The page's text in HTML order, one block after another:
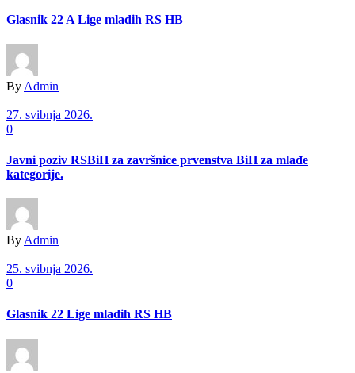
Glasnik 22 A Lige mladih RS HB
By Admin
27. svibnja 2026.
0
Javni poziv RSBiH za završnice prvenstva BiH za mlađe
kategorije.
By Admin
25. svibnja 2026.
0
Glasnik 22 Lige mladih RS HB